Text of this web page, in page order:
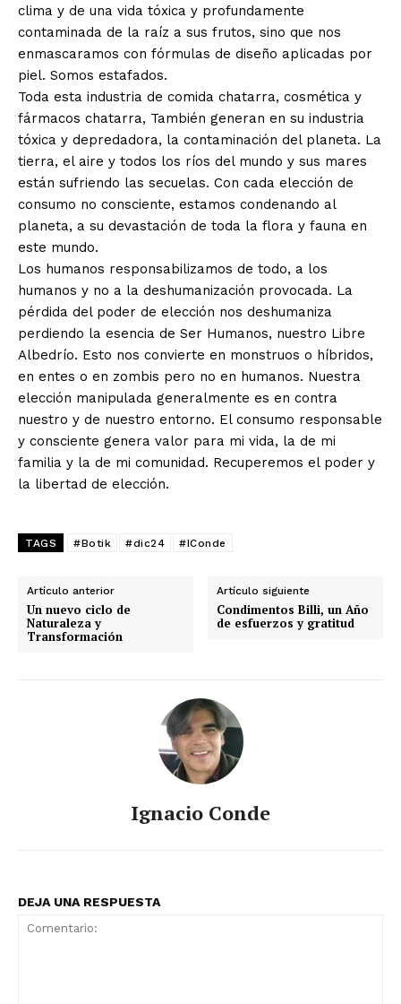
clima y de una vida tóxica y profundamente
contaminada de la raíz a sus frutos, sino que nos
enmascaramos con fórmulas de diseño aplicadas por
piel. Somos estafados.
Toda esta industria de comida chatarra, cosmética y
fármacos chatarra, También generan en su industria
tóxica y depredadora, la contaminación del planeta. La
tierra, el aire y todos los ríos del mundo y sus mares
están sufriendo las secuelas. Con cada elección de
consumo no consciente, estamos condenando al
planeta, a su devastación de toda la flora y fauna en
este mundo.
Los humanos responsabilizamos de todo, a los
humanos y no a la deshumanización provocada. La
pérdida del poder de elección nos deshumaniza
perdiendo la esencia de Ser Humanos, nuestro Libre
Albedrío. Esto nos convierte en monstruos o híbridos,
en entes o en zombis pero no en humanos. Nuestra
elección manipulada generalmente es en contra
nuestro y de nuestro entorno. El consumo responsable
y consciente genera valor para mi vida, la de mi
familia y la de mi comunidad. Recuperemos el poder y
la libertad de elección.
TAGS #Botik #dic24 #IConde
Artículo anterior
Un nuevo ciclo de
Naturaleza y
Transformación
Artículo siguiente
Condimentos Billi, un Año
de esfuerzos y gratitud
Ignacio Conde
DEJA UNA RESPUESTA